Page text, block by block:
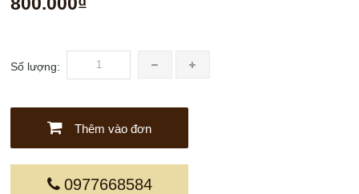
Số lượng:
Thêm vào đơn
0977668584